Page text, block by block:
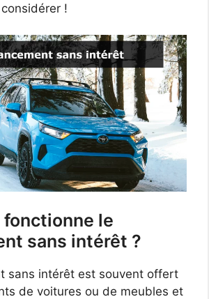
!
fonctionne le
sans intérêt ?
sans intérêt est souvent offert
de voitures ou de meubles et